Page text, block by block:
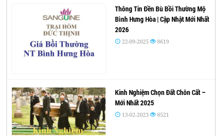
Thông Tin Đền Bù Bồi Thường Mộ
Bình Hưng Hòa | Cập Nhật Mới Nhất
2026
22-09-2025 8619
Kinh Nghiệm Chọn Đất Chôn Cất –
Mới Nhất 2025
13-02-2023 8521